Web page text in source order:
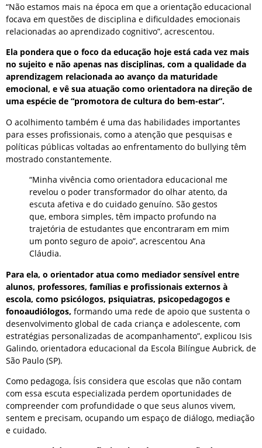
“Não estamos mais na época em que a orientação educacional
focava em questões de disciplina e dificuldades emocionais
relacionadas ao aprendizado cognitivo”, acrescentou.
Ela pondera que o foco da educação hoje está cada vez mais
no sujeito e não apenas nas disciplinas, com a qualidade da
aprendizagem relacionada ao avanço da maturidade
emocional, e vê sua atuação como orientadora na direção de
uma espécie de “promotora de cultura do bem-estar”.
O acolhimento também é uma das habilidades importantes
para esses profissionais, como a atenção que pesquisas e
políticas públicas voltadas ao enfrentamento do bullying têm
mostrado constantemente.
“Minha vivência como orientadora educacional me
revelou o poder transformador do olhar atento, da
escuta afetiva e do cuidado genuíno. São gestos
que, embora simples, têm impacto profundo na
trajetória de estudantes que encontraram em mim
um ponto seguro de apoio”, acrescentou Ana
Cláudia.
Para ela, o orientador atua como mediador sensível entre
alunos, professores, famílias e profissionais externos à
escola, como psicólogos, psiquiatras, psicopedagogos e
fonoaudiólogos, formando uma rede de apoio que sustenta o
desenvolvimento global de cada criança e adolescente, com
estratégias personalizadas de acompanhamento”, explicou Isis
Galindo, orientadora educacional da Escola Bilíngue Aubrick, de
São Paulo (SP).
Como pedagoga, Ísis considera que escolas que não contam
com essa escuta especializada perdem oportunidades de
compreender com profundidade o que seus alunos vivem,
sentem e precisam, ocupando um espaço de diálogo, mediação
e cuidado.